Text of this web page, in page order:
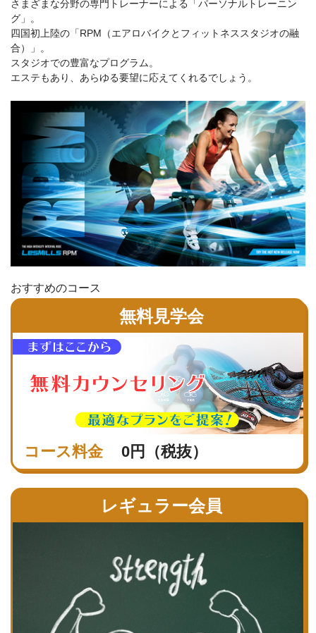
さまざまな分野の専門トレーナーによる「パーソナルトレーニン
グ」。
四国初上陸の「RPM（エアロバイクとフィットネススタジオの融
合）」。
スタジオでの豊富なプログラム。
エステもあり、あらゆる要望に応えてくれるでしょう。
おすすめのコース
無料見学会
コース料金 0円（税抜）
レギュラー会員